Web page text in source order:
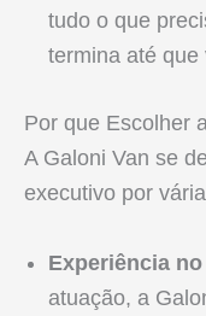
tudo o que
termina até que
Por que Escolher
A Galoni Van se
executivo por
Experiência
atuação, a